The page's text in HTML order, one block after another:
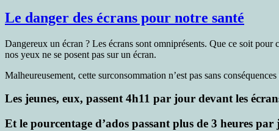
Le danger des écrans pour notre santé
Dangereux un écran ? Les écrans sont omniprésents. Que ce soit
nos yeux ne se posent pas sur un écran.
Malheureusement, cette surconsommation n’est pas sans
Les jeunes, eux, passent 4h11 par jour devant les
Et le pourcentage d’ados passant plus de 3 heures